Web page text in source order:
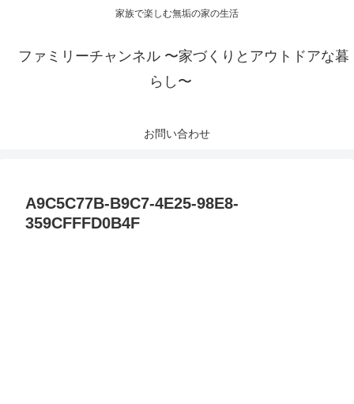
家族で楽しむ無垢の家の生活
ファミリーチャンネル 〜家づくりとアウトドアな暮
らし〜
お問い合わせ
A9C5C77B-B9C7-4E25-98E8-
359CFFFD0B4F